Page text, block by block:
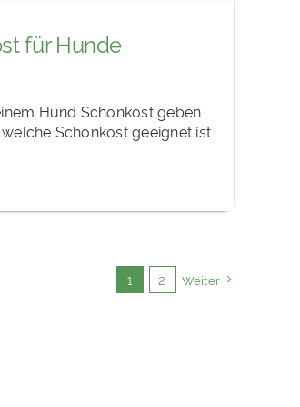
für Hunde
Hund Schonkost geben
Schonkost geeignet ist
1 2 Weiter